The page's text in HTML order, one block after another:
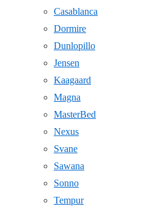
Casablanca
Dormire
Dunlopillo
Jensen
Kaagaard
Magna
MasterBed
Nexus
Svane
Sawana
Sonno
Tempur